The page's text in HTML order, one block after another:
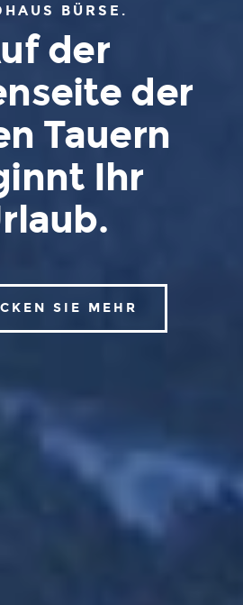
BÜRSE.
der
der
Tauern
Ihr
SIE MEHR